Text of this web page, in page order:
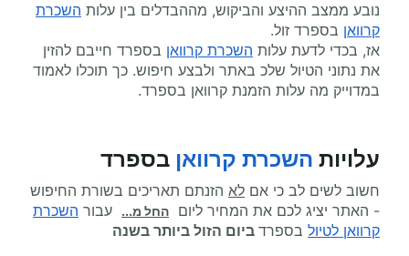
נובע ממצב ההיצע והביקוש, מההבדלים בין עלות השכרת
קרוואן בספרד זול.
אז, בכדי לדעת עלות השכרת קרוואן בספרד חייבם להזין
את נתוני הטיול שלכ באתר ולבצע חיפוש. כך תוכלו לאמוד
במדוייק מה עלות הזמנת קרוואן בספרד.
עלויות השכרת קרוואן בספרד
חשוב לשים לב כי אם לא הזנתם תאריכים בשורת החיפוש
- האתר יציג לכם את המחיר ליום החל מ... עבור השכרת
קרוואן לטיול בספרד ביום הזול ביותר בשנה